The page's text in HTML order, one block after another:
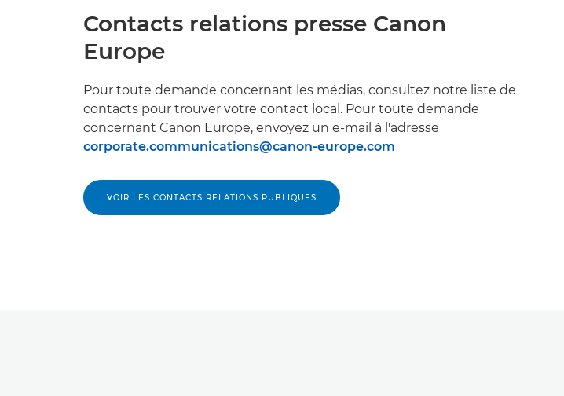
Contacts relations presse Canon
Europe
Pour toute demande concernant les médias, consultez notre liste de
contacts pour trouver votre contact local. Pour toute demande
concernant Canon Europe, envoyez un e-mail à l'adresse
corporate.communications@canon-europe.com
VOIR LES CONTACTS RELATIONS PUBLIQUES